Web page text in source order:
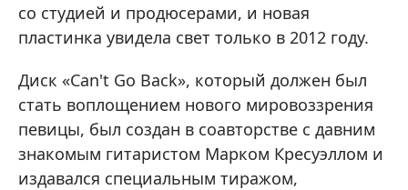
со студией и продюсерами, и новая
пластинка увидела свет только в 2012 году.
Диск «Can't Go Back», который должен был
стать воплощением нового мировоззрения
певицы, был создан в соавторстве с давним
знакомым гитаристом Марком Кресуэллом и
издавался специальным тиражом,